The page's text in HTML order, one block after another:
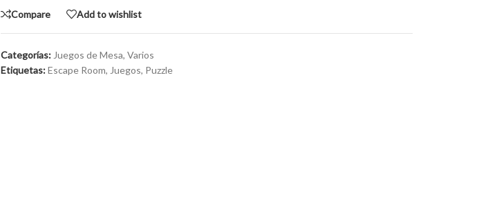
Compare Add to wishlist
Categorías: Juegos de Mesa, Varios
Etiquetas:Escape Room, Juegos, Puzzle